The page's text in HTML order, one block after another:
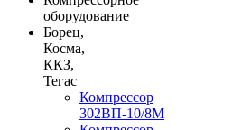
оборудование
Борец,
Косма,
ККЗ,
Тегас
Компрессор
302ВП-10/8М